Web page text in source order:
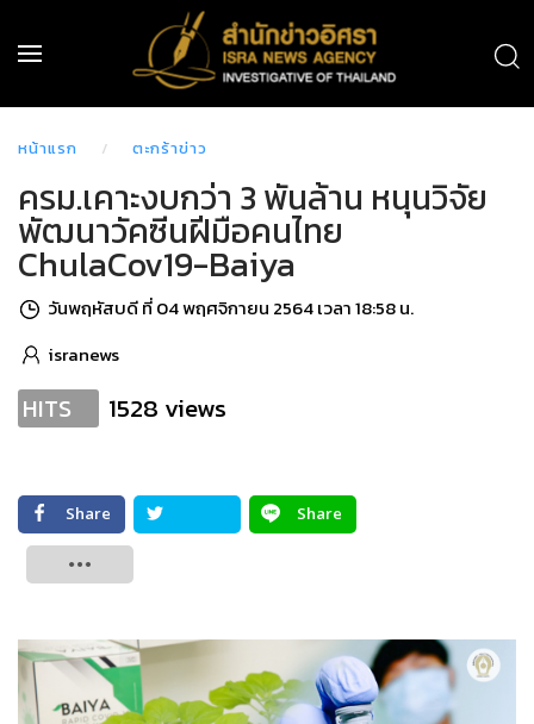
หน้าแรก ตะกร้าข่าว
ครม.เคาะงบกว่า 3 พันล้าน หนุนวิจัย
พัฒนาวัคซีนฝีมือคนไทย
ChulaCov19-Baiya
วันพฤหัสบดี ที่ 04 พฤศจิกายน 2564 เวลา 18:58 น.
isranews
HITS 1528 views
Share
Share